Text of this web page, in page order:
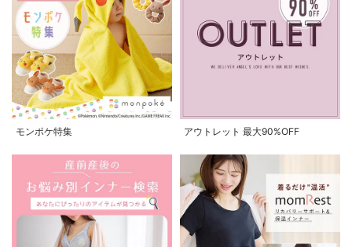
モンポケ特集 アウトレット 最大90%OFF